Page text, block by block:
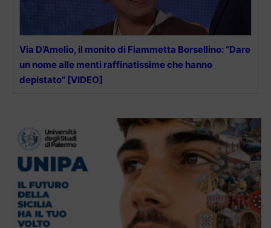
Via D’Amelio, il monito di Fiammetta Borsellino: “Dare
un nome alle menti raffinatissime che hanno
depistato” [VIDEO]